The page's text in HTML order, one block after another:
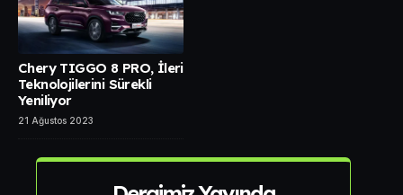
Chery TIGGO 8 PRO, İleri
Teknolojilerini Sürekli
Yeniliyor
21 Ağustos 2023